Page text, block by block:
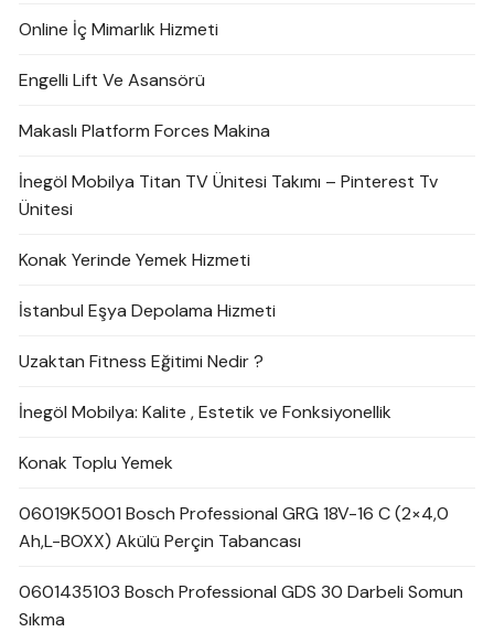
Online İç Mimarlık Hizmeti
Engelli Lift Ve Asansörü
Makaslı Platform Forces Makina
İnegöl Mobilya Titan TV Ünitesi Takımı – Pinterest Tv
Ünitesi
Konak Yerinde Yemek Hizmeti
İstanbul Eşya Depolama Hizmeti
Uzaktan Fitness Eğitimi Nedir ?
İnegöl Mobilya: Kalite , Estetik ve Fonksiyonellik
Konak Toplu Yemek
06019K5001 Bosch Professional GRG 18V-16 C (2×4,0
Ah,L-BOXX) Akülü Perçin Tabancası
0601435103 Bosch Professional GDS 30 Darbeli Somun
Sıkma